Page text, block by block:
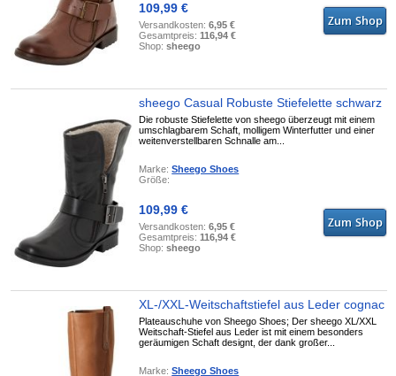
109,99 €
Versandkosten:6,95 €
Gesamtpreis:116,94 €
Shop:sheego
sheego Casual Robuste Stiefelette schwarz
Die robuste Stiefelette von sheego überzeugt mit einem
umschlagbarem Schaft, molligem Winterfutter und einer
weitenverstellbaren Schnalle am...
Marke:Sheego Shoes
Größe:
109,99 €
Versandkosten:6,95 €
Gesamtpreis:116,94 €
Shop:sheego
XL-/XXL-Weitschaftstiefel aus Leder cognac
Plateauschuhe von Sheego Shoes; Der sheego XL/XXL
Weitschaft-Stiefel aus Leder ist mit einem besonders
geräumigen Schaft designt, der dank großer...
Marke:Sheego Shoes